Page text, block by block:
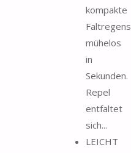
kompakte
mühelos
in
Sekunden.
Repel
entfaltet
sich...
LEICHT